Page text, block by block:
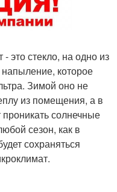
это стекло, на одно из
которое
Зимой оно не
из помещения, а в
солнечные
сезон, как в
сохраняться